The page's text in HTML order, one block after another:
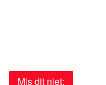
Mis dit niet: